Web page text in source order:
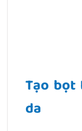
Tạo
da